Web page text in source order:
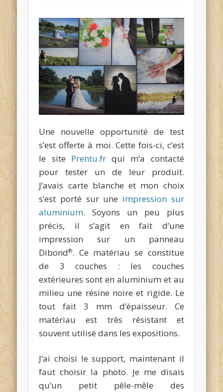
Une nouvelle opportunité de test
s’est offerte à moi. Cette fois-ci, c’est
le site Prentu.frqui m’a contacté
pour tester un de leur produit.
J’avais carte blanche et mon choix
s’est porté sur une impression sur
aluminium. Soyons un peu plus
précis, il s’agit en fait d’une
impression sur un panneau
Dibond®. Ce matériau se constitue
de 3 couches : les couches
extérieures sont en aluminium et au
milieu une résine noire et rigide. Le
tout fait 3 mm d’épaisseur. Ce
matériau est très résistant et
souvent utilisé dans les expositions.
J’ai choisi le support, maintenant il
faut choisir la photo. Je me disais
qu’un petit pêle-mêle des